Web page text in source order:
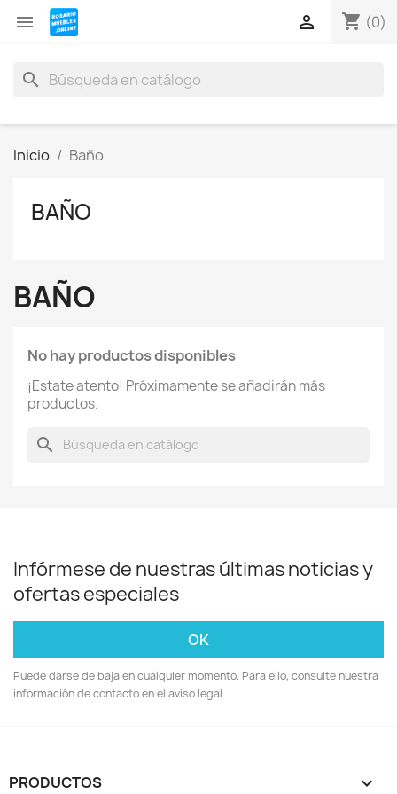
 shopping_cart (0)

search
Inicio Baño
BAÑO
BAÑO
No hay productos disponibles
¡Estate atento! Próximamente se añadirán más
productos.
search
Infórmese de nuestras últimas noticias y
ofertas especiales
Puede darse de baja en cualquier momento. Para ello, consulte nuestra
información de contacto en el aviso legal.
PRODUCTOS 